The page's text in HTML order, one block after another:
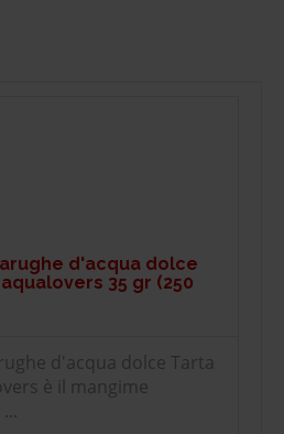
d'acqua dolce
35 gr (250
d'acqua dolce Tarta
è il mangime